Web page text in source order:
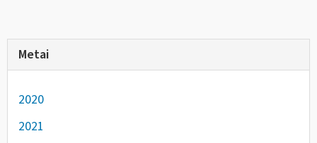
Metai
2020
2021